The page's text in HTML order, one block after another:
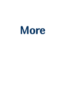
More